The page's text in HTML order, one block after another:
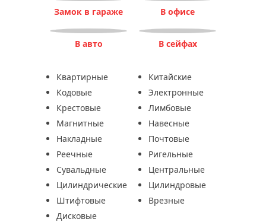
Замок в гараже В офисе
В авто В сейфах
Квартирные
Китайские
Кодовые
Электронные
Крестовые
Лимбовые
Магнитные
Навесные
Накладные
Почтовые
Реечные
Ригельные
Сувальдные
Центральные
Цилиндрические
Цилиндровые
Штифтовые
Врезные
Дисковые